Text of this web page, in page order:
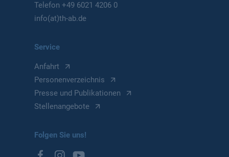
Telefon+49 6021 4206 0
info(at)th-ab.de
Service
Anfahrt
Personenverzeichnis
Presse und Publikationen
Stellenangebote
Folgen Sie uns!